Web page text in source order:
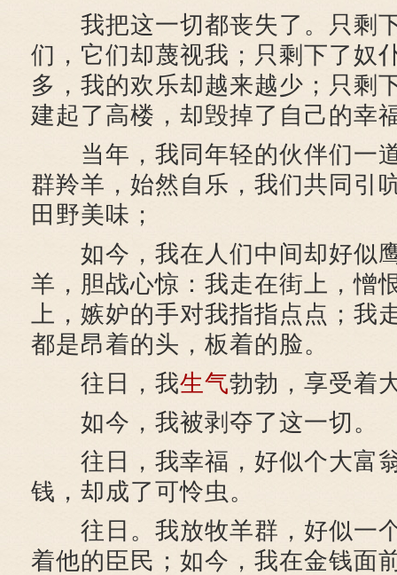
我把这一切都丧失了。只剩
们，它们却蔑视我；只剩下了奴
多，我的欢乐却越来越少；只剩
建起了高楼，却毁掉了自己的幸
当年，我同年轻的伙伴们一
群羚羊，始然自乐，我们共同引
田野美味；
如今，我在人们中间却好似
羊，胆战心惊：我走在街上，憎
上，嫉妒的手对我指指点点；我
都是昂着的头，板着的脸。
往日，我生气勃勃，享受着
如今，我被剥夺了这一切。
往日，我幸福，好似个大富
钱，却成了可怜虫。
往日。我放牧羊群，好似一
着他的臣民；如今，我在金钱面